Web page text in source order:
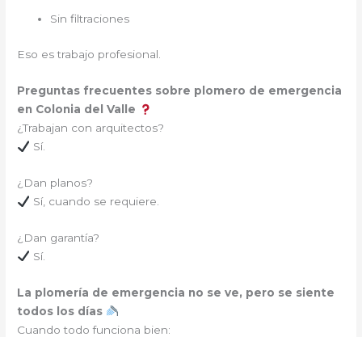
Sin filtraciones
Eso es trabajo profesional.
Preguntas frecuentes sobre plomero de emergencia
en Colonia del Valle
¿Trabajan con arquitectos?
Sí.
¿Dan planos?
Sí, cuando se requiere.
¿Dan garantía?
Sí.
La plomería de emergencia no se ve, pero se siente
todos los días
Cuando todo funciona bien: